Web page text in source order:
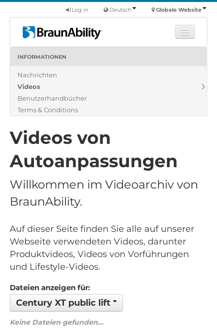
Globale Website
Deutsch
Log in
Produkte
Über uns
Finde einen Händler
INFORMATIONEN
Nachrichten
Videos
Benutzerhandbücher
Terms & Conditions
Videos von
Autoanpassungen
Willkommen im Videoarchiv von
BraunAbility.
Auf dieser Seite finden Sie alle auf unserer
Webseite verwendeten Videos, darunter
Produktvideos, Videos von Vorführungen
und Lifestyle-Videos.
Dateien anzeigen für:
Century XT public lift
Keine Dateien gefunden...